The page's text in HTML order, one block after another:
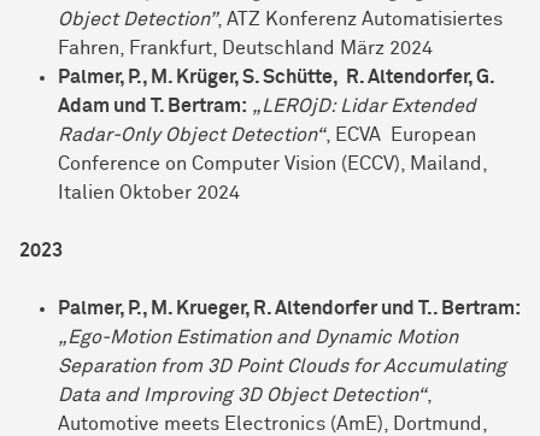
Object Detection”, ATZ Konferenz Automatisiertes
Fahren, Frankfurt, Deutschland März 2024
Palmer, P., M. Krüger, S. Schütte, R. Altendorfer, G.
Adam und T. Bertram: „LEROjD: Lidar Extended
Radar-Only Object Detection“, ECVA European
Conference on Computer Vision (ECCV), Mailand,
Italien Oktober 2024
2023
Palmer, P., M. Krueger, R. Altendorfer und T.. Bertram:
„Ego-Motion Estimation and Dynamic Motion
Separation from 3D Point Clouds for Accumulating
Data and Improving 3D Object Detection“,
Automotive meets Electronics (AmE), Dortmund,